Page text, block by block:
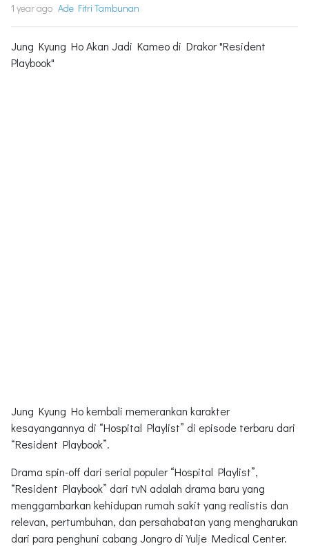
1 year ago Ade Fitri Tambunan
Jung Kyung Ho Akan Jadi Kameo di Drakor "Resident
Playbook"
Jung Kyung Ho kembali memerankan karakter
kesayangannya di “Hospital Playlist” di episode terbaru dari
“Resident Playbook”.
Drama spin-off dari serial populer “Hospital Playlist”,
“Resident Playbook” dari tvN adalah drama baru yang
menggambarkan kehidupan rumah sakit yang realistis dan
relevan, pertumbuhan, dan persahabatan yang mengharukan
dari para penghuni cabang Jongro di Yulje Medical Center.